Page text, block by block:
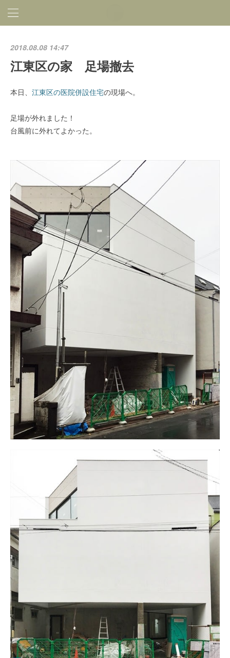
2018.08.08 14:47
江東区の家 足場撤去
本日、 江東区の医院併設住宅の現場へ。
足場が外れました！
台風前に外れてよかった。